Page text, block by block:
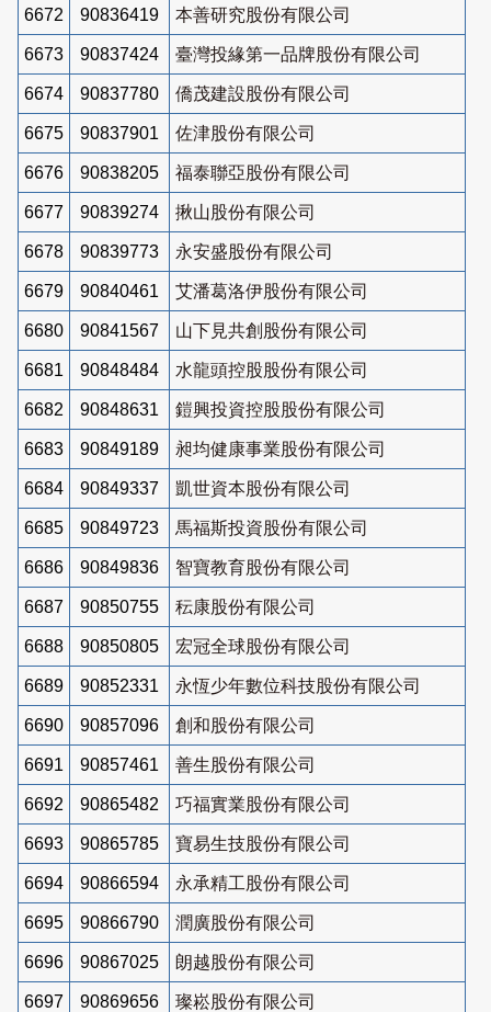
6672 90836419 本善研究股份有限公司
6673 90837424 臺灣投緣第一品牌股份有限公司
6674 90837780 僑茂建設股份有限公司
6675 90837901 佐津股份有限公司
6676 90838205 福泰聯亞股份有限公司
6677 90839274 揪山股份有限公司
6678 90839773 永安盛股份有限公司
6679 90840461 艾潘葛洛伊股份有限公司
6680 90841567 山下見共創股份有限公司
6681 90848484 水龍頭控股股份有限公司
6682 90848631 鎧興投資控股股份有限公司
6683 90849189 昶均健康事業股份有限公司
6684 90849337 凱世資本股份有限公司
6685 90849723 馬福斯投資股份有限公司
6686 90849836 智寶教育股份有限公司
6687 90850755 秐康股份有限公司
6688 90850805 宏冠全球股份有限公司
6689 90852331 永恆少年數位科技股份有限公司
6690 90857096 創和股份有限公司
6691 90857461 善生股份有限公司
6692 90865482 巧福實業股份有限公司
6693 90865785 寶易生技股份有限公司
6694 90866594 永承精工股份有限公司
6695 90866790 潤廣股份有限公司
6696 90867025 朗越股份有限公司
6697 90869656 璨崧股份有限公司